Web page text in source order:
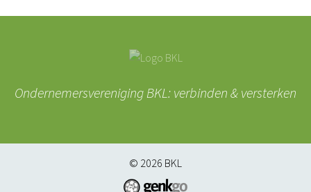
Ondernemersvereniging BKL: verbinden & versterken
© 2026 BKL